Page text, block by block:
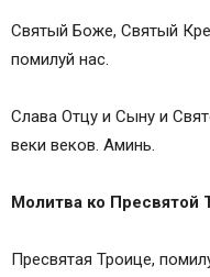
Святый Боже, Святый
помилуй нас.
Слава Отцу и Сыну и
веки веков. Аминь.
Молитва ко Пресвятой
Пресвятая Троице,